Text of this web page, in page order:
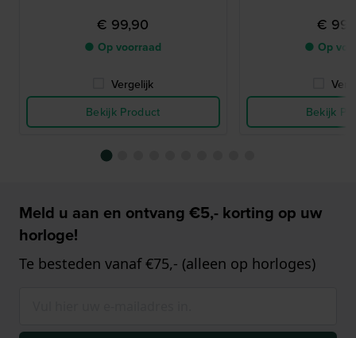
€ 99,90
● Op voorraad
Vergelijk
Bekijk Product
€
● Op
Bekijk
Meld u aan en ontvang €5,- korting op uw
horloge!
Te besteden vanaf €75,- (alleen op horloges)